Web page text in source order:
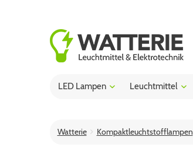
LED Lampen Leuchtmittel
Watterie Kompaktleuchtstofflampen